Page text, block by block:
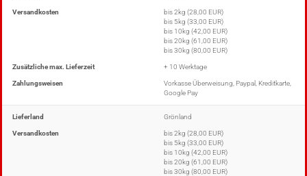
Versandkosten
bis 2kg (28,00 EUR)
bis 5kg (33,00 EUR)
bis 10kg (42,00 EUR)
bis 20kg (61,00 EUR)
bis 30kg (80,00 EUR)
Zusätzliche max. Lieferzeit + 10 Werktage
Zahlungsweisen
Vorkasse Überweisung, Paypal, Kreditkarte,
Google Pay
Lieferland Grönland
Versandkosten
bis 2kg (28,00 EUR)
bis 5kg (33,00 EUR)
bis 10kg (42,00 EUR)
bis 20kg (61,00 EUR)
bis 30kg (80,00 EUR)